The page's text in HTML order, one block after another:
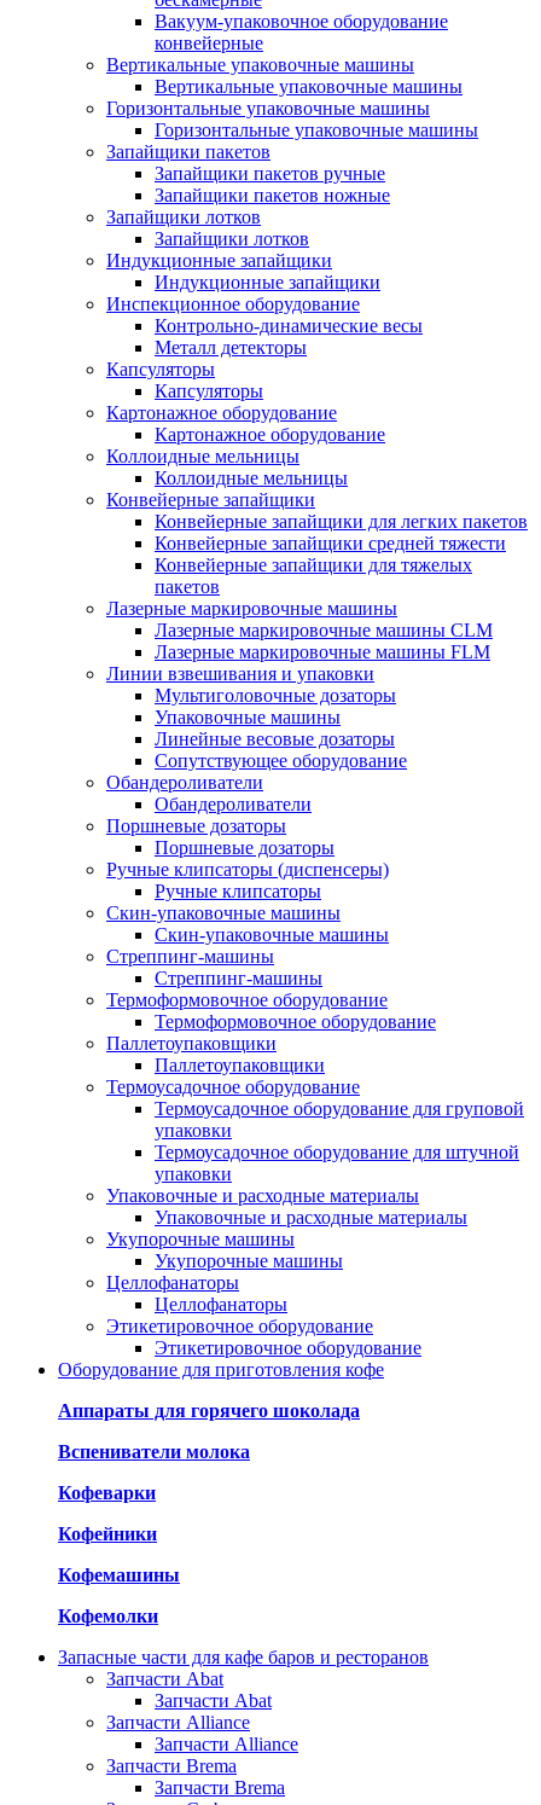
Вакуум-упаковочное оборудование
конвейерные
Вертикальные упаковочные машины
Вертикальные упаковочные машины
Горизонтальные упаковочные машины
Горизонтальные упаковочные машины
Запайщики пакетов
Запайщики пакетов ручные
Запайщики пакетов ножные
Запайщики лотков
Запайщики лотков
Индукционные запайщики
Индукционные запайщики
Инспекционное оборудование
Контрольно-динамические весы
Металл детекторы
Капсуляторы
Капсуляторы
Картонажное оборудование
Картонажное оборудование
Коллоидные мельницы
Коллоидные мельницы
Конвейерные запайщики
Конвейерные запайщики для легких пакетов
Конвейерные запайщики средней тяжести
Конвейерные запайщики для тяжелых
пакетов
Лазерные маркировочные машины
Лазерные маркировочные машины CLM
Лазерные маркировочные машины FLM
Линии взвешивания и упаковки
Мультиголовочные дозаторы
Упаковочные машины
Линейные весовые дозаторы
Сопутствующее оборудование
Обандероливатели
Обандероливатели
Поршневые дозаторы
Поршневые дозаторы
Ручные клипсаторы (диспенсеры)
Ручные клипсаторы
Скин-упаковочные машины
Скин-упаковочные машины
Стреппинг-машины
Стреппинг-машины
Термоформовочное оборудование
Термоформовочное оборудование
Паллетоупаковщики
Паллетоупаковщики
Термоусадочное оборудование
Термоусадочное оборудование для груповой
упаковки
Термоусадочное оборудование для штучной
упаковки
Упаковочные и расходные материалы
Упаковочные и расходные материалы
Укупорочные машины
Укупорочные машины
Целлофанаторы
Целлофанаторы
Этикетировочное оборудование
Этикетировочное оборудование
Оборудование для приготовления кофе
Аппараты для горячего шоколада
Вспениватели молока
Кофеварки
Кофейники
Кофемашины
Кофемолки
Запасные части для кафе баров и ресторанов
Запчасти Abat
Запчасти Abat
Запчасти Alliance
Запчасти Alliance
Запчасти Brema
Запчасти Brema